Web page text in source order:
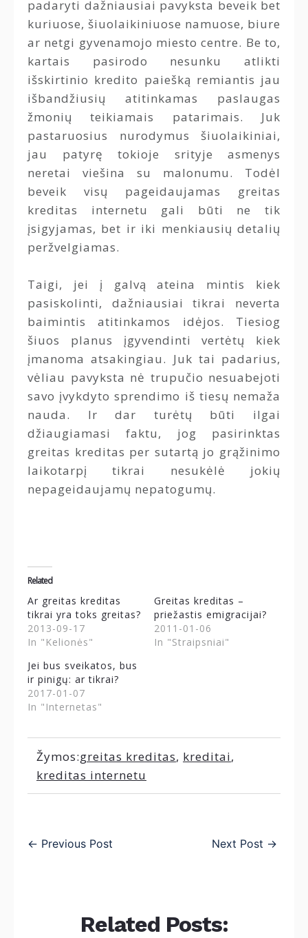
padaryti dažniausiai pavyksta beveik bet
kuriuose, šiuolaikiniuose namuose, biure
ar netgi gyvenamojo miesto centre. Be to,
kartais pasirodo nesunku atlikti
išskirtinio kredito paiešką remiantis jau
išbandžiusių atitinkamas paslaugas
žmonių teikiamais patarimais. Juk
pastaruosius nurodymus šiuolaikiniai,
jau patyrę tokioje srityje asmenys
neretai viešina su malonumu. Todėl
beveik visų pageidaujamas greitas
kreditas internetu gali būti ne tik
įsigyjamas, bet ir iki menkiausių detalių
peržvelgiamas.
Taigi, jei į galvą ateina mintis kiek
pasiskolinti, dažniausiai tikrai neverta
baimintis atitinkamos idėjos. Tiesiog
šiuos planus įgyvendinti vertėtų kiek
įmanoma atsakingiau. Juk tai padarius,
vėliau pavyksta nė trupučio nesuabejoti
savo įvykdyto sprendimo iš tiesų nemaža
nauda. Ir dar turėtų būti ilgai
džiaugiamasi faktu, jog pasirinktas
greitas kreditas per sutartą jo grąžinimo
laikotarpį tikrai nesukėlė jokių
nepageidaujamų nepatogumų.
Related
Ar greitas kreditas
tikrai yra toks greitas?
2013-09-17
In "Kelionės"
Greitas kreditas –
priežastis emigracijai?
2011-01-06
In "Straipsniai"
Jei bus sveikatos, bus
ir pinigų: ar tikrai?
2017-01-07
In "Internetas"
Žymos:greitas kreditas, kreditai,
kreditas internetu
← Previous Post Next Post →
Related Posts: